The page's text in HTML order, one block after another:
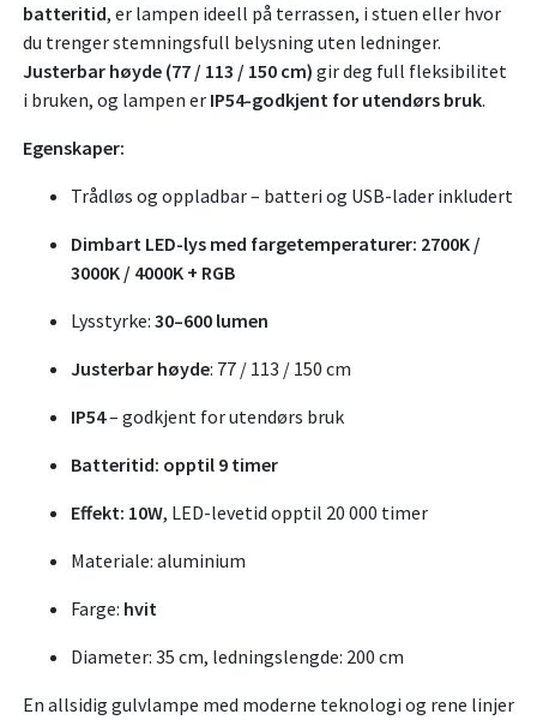
batteritid, er lampen ideell på terrassen, i stuen eller hvor
du trenger stemningsfull belysning uten ledninger.
Justerbar høyde (77 / 113 / 150 cm) gir deg full fleksibilitet
i bruken, og lampen er IP54-godkjent for utendørs bruk.
Egenskaper:
Trådløs og oppladbar – batteri og USB-lader inkludert
Dimbart LED-lys med fargetemperaturer: 2700K /
3000K / 4000K + RGB
Lysstyrke: 30–600 lumen
Justerbar høyde: 77 / 113 / 150 cm
IP54– godkjent for utendørs bruk
Batteritid: opptil 9 timer
Effekt: 10W, LED-levetid opptil 20 000 timer
Materiale: aluminium
Farge: hvit
Diameter: 35 cm, ledningslengde: 200 cm
En allsidig gulvlampe med moderne teknologi og rene linjer